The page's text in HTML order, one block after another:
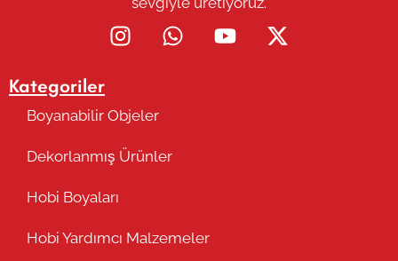
Kategoriler
Boyanabilir Objeler
Dekorlanmış Ürünler
Hobi Boyaları
Hobi Yardımcı Malzemeler